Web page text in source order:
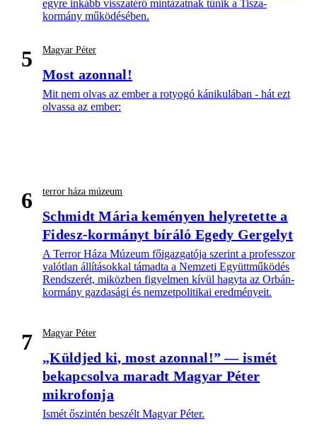
egyre inkább visszatérő mintázatnak tűnik a Tisza-
kormány működésében.
5 Magyar Péter
Most azonnal!
Mit nem olvas az ember a rotyogó kánikulában - hát ezt
olvassa az ember:
6 terror háza múzeum
Schmidt Mária keményen helyretette a
Fidesz-kormányt bíráló Egedy Gergelyt
A Terror Háza Múzeum főigazgatója szerint a professzor
valótlan állításokkal támadta a Nemzeti Együttműködés
Rendszerét, miközben figyelmen kívül hagyta az Orbán-
kormány gazdasági és nemzetpolitikai eredményeit.
7 Magyar Péter
„Küldjed ki, most azonnal!” — ismét
bekapcsolva maradt Magyar Péter
mikrofonja
Ismét őszintén beszélt Magyar Péter.